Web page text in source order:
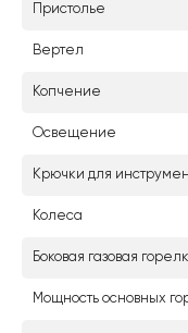
Пристолье
Вертел
Копчение
Освещение
Крючки для
Колеса
Боковая газовая
Мощность основных